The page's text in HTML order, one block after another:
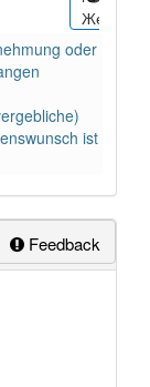
Желание
oder
ist
Feedback